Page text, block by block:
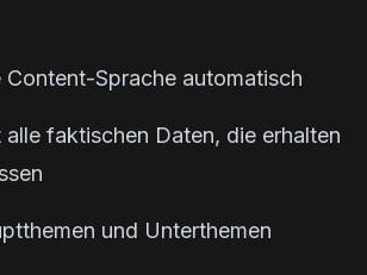
Content-Sprache automatisch
faktischen Daten, die erhalten
und Unterthemen